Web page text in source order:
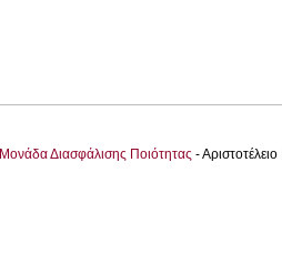
Μονάδα Διασφάλισης Ποιότητας -